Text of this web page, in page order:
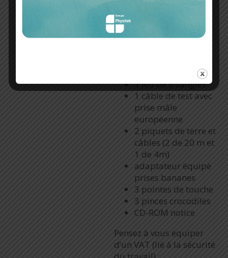
Une sacoche de
6 accumulateurs
1 jeu de 3 sangles
1 câble de test avec
prise mâle
européenne
2 piquets de terre et
câbles (2 de 20 m et
1 de 4m)
adaptateur équipé
prises bananes
3 pointes de touche
3 pinces crocodiles
CD-ROM notice
Pensez à vous équiper
d’un VAT (lié à la sécurité